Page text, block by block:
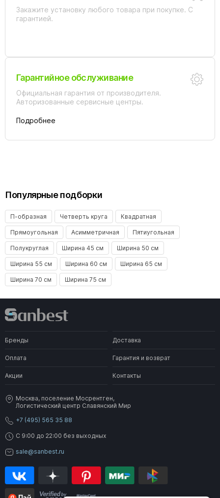
Закажите установку любого товара при покупке. С
гарантией.
Гарантийное обслуживание
Официальная гарантия от производителя.
Авторизованные сервисные центры.
Подробнее
Популярные подборки
П-образная Четверть круга Квадратная
Прямоугольная Асимметричная Пятиугольная
Полукруглая Ширина 45 см Ширина 50 см
Ширина 55 см Ширина 60 см Ширина 65 см
Ширина 70 см Ширина 75 см
Бренды Доставка
Оплата Гарантия и возврат
Акции Контакты
Москва, поселение Мосрентген,
Логистический центр Славянский Мир
+7 (495) 565 35 88
C 9:00 до 22:00 без выходных
sale@sanbest.ru